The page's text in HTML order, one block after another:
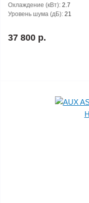
Охлаждение (кВт): 2.7
Уровень шума (дБ): 21
37 800 р.